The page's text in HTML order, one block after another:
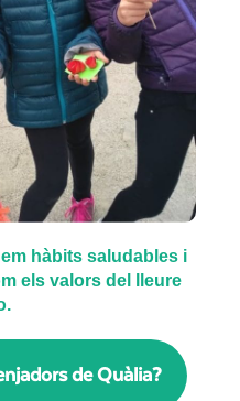
hàbits saludables i
els valors del lleure
de Quàlia?